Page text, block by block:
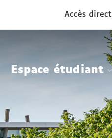
Accès direct
Espace étudiant